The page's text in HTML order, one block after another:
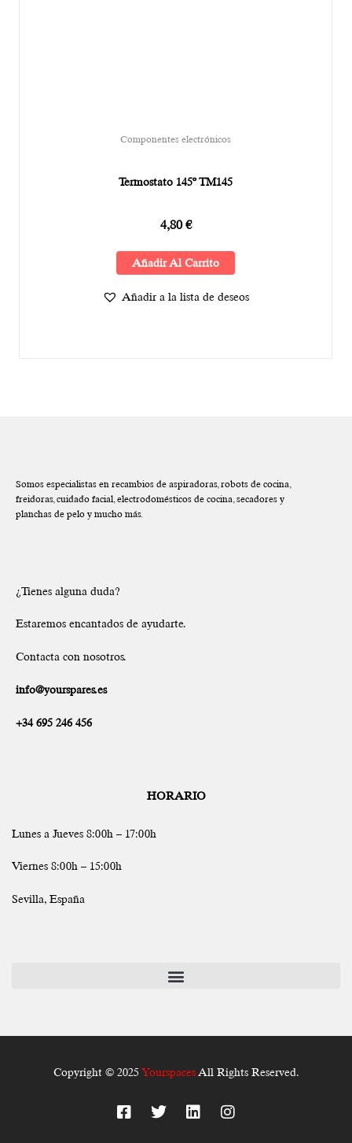
Componentes electrónicos
Termostato 145º TM145
4,80€
Añadir Al Carrito
Añadir a la lista de deseos
Somos especialistas en recambios de aspiradoras, robots de cocina,
freidoras, cuidado facial, electrodomésticos de cocina, secadores y
planchas de pelo y mucho más.
¿Tienes alguna duda?
Estaremos encantados de ayudarte.
Contacta con nosotros.
info@yourspares.es
+34 695 246 456
HORARIO
Lunes a Jueves 8:00h – 17:00h
Viernes 8:00h – 15:00h
Sevilla, España
Copyright © 2025 Yourspaces All Rights Reserved.